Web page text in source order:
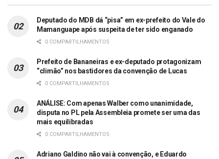
Deputado do MDB dá “pisa” em ex-prefeito do Vale do
Mamanguape após suspeita de ter sido enganado
0 COMPARTILHAMENTOS
Prefeito de Bananeiras e ex-deputado protagonizam
“climão” nos bastidores da convenção de Lucas
0 COMPARTILHAMENTOS
ANÁLISE: Com apenas Walber como unanimidade,
disputa no PL pela Assembleia promete ser uma das
mais equilibradas
0 COMPARTILHAMENTOS
Adriano Galdino não vai à convenção, e Eduardo